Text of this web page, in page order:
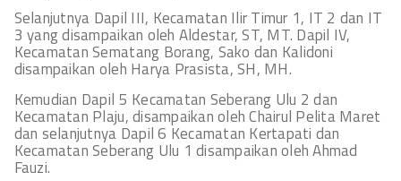
Selanjutnya Dapil III, Kecamatan Ilir Timur 1, IT 2 dan IT
3 yang disampaikan oleh Aldestar, ST, MT. Dapil IV,
Kecamatan Sematang Borang, Sako dan Kalidoni
disampaikan oleh Harya Prasista, SH, MH.
Kemudian Dapil 5 Kecamatan Seberang Ulu 2 dan
Kecamatan Plaju, disampaikan oleh Chairul Pelita Maret
dan selanjutnya Dapil 6 Kecamatan Kertapati dan
Kecamatan Seberang Ulu 1 disampaikan oleh Ahmad
Fauzi.